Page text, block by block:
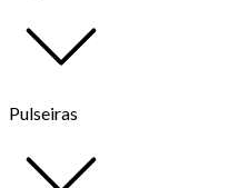
Pulseiras